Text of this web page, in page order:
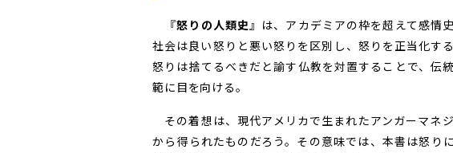
『怒りの人類史』は、アカデミアの枠を超えて感情
社会は良い怒りと悪い怒りを区別し、怒りを正当化す
怒りは捨てるべきだと諭す仏教を対置することで、伝
範に目を向ける。
その着想は、現代アメリカで生まれたアンガーマネ
から得られたものだろう。その意味では、本書は怒り